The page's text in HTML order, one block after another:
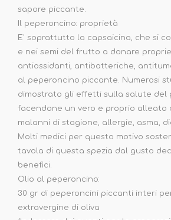
sapore piccante.
Il peperoncino: proprietà
E' soprattutto la capsaicina, che si
e nei semi del frutto a donare
antiossidanti, antibatteriche,
al peperoncino piccante. Numerosi
dimostrato gli effetti sulla salute del
facendone un vero e proprio alleato
malanni di stagione, allergie, asma,
Molti medici per questo motivo
tavola di questa spezia dal gusto
benefici.
Olio al peperoncino:
30 gr di peperoncini piccanti interi
extravergine di oliva